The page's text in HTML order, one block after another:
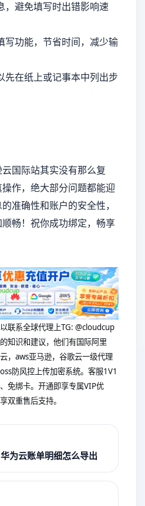
，避免填写时出错影响速
写功能，节省时间，减少输
先在纸上或记事本中列出步
国际站其实没有那么复
作，绝大部分问题都能迎
准确性和账户的安全性，
畅！祝你成功绑定，畅享
联系全球代理上TG: @cloudcup
知识和建议，他们有国际阿里
，aws亚马逊，谷歌云一级代理
防风控上传加密系统。客服1V1
免绑卡。开通即享专属VIP优
双重售后支持。
为云账单明细怎么导出